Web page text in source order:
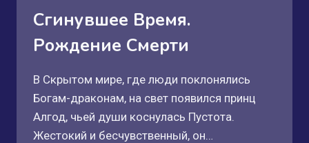
Сгинувшее Время.
Рождение Смерти
В Скрытом мире, где люди поклонялись
Богам-драконам, на свет появился принц
Алгод, чьей души коснулась Пустота.
Жестокий и бесчувственный, он…